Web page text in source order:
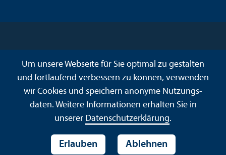
Um unsere Webseite für Sie optimal zu gestalten
und fortlaufend verbessern zu können, verwenden
wir Cookies und speichern anonyme Nutzungs­
daten. Weitere Informationen erhalten Sie in
unserer Datenschutz­erklärung.
Erlauben Ablehnen